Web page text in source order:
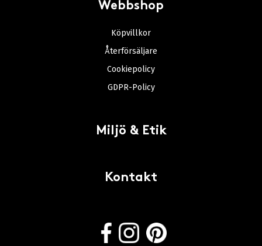
Webbshop
Köpvillkor
Återförsäljare
Cookiepolicy
GDPR-Policy
Miljö & Etik
Kontakt